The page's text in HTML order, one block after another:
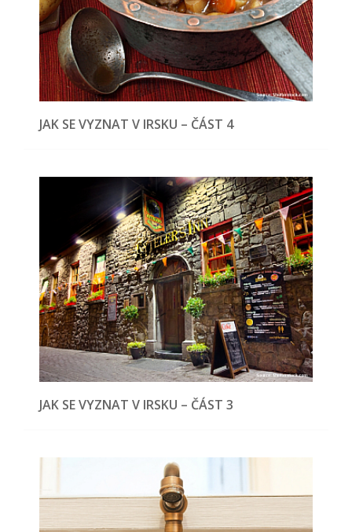
JAK SE VYZNAT V IRSKU – ČÁST 4
JAK SE VYZNAT V IRSKU – ČÁST 3